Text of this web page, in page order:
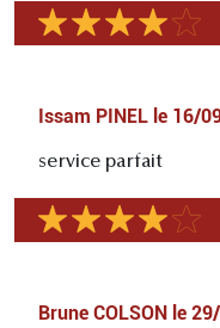
Issam PINEL le 16/
service parfait
Brune COLSON le